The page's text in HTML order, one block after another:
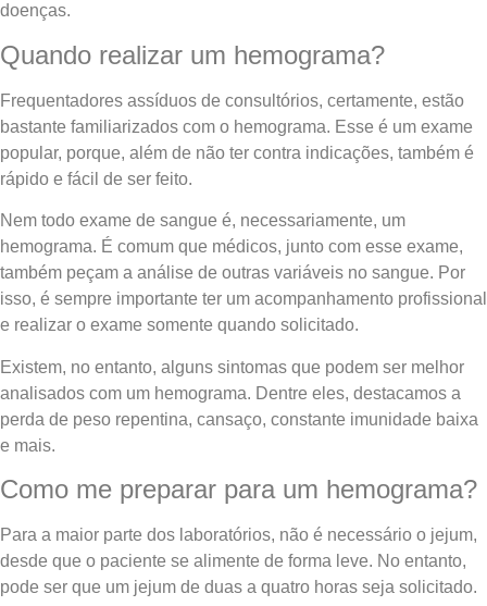
doenças.
Quando realizar um hemograma?
Frequentadores assíduos de consultórios, certamente, estão
bastante familiarizados com o hemograma. Esse é um exame
popular, porque, além de não ter contra indicações, também é
rápido e fácil de ser feito.
Nem todo exame de sangue é, necessariamente, um
hemograma. É comum que médicos, junto com esse exame,
também peçam a análise de outras variáveis no sangue. Por
isso, é sempre importante ter um acompanhamento profissional
e realizar o exame somente quando solicitado.
Existem, no entanto, alguns sintomas que podem ser melhor
analisados com um hemograma. Dentre eles, destacamos a
perda de peso repentina, cansaço, constante imunidade baixa
e mais.
Como me preparar para um hemograma?
Para a maior parte dos laboratórios, não é necessário o jejum,
desde que o paciente se alimente de forma leve. No entanto,
pode ser que um jejum de duas a quatro horas seja solicitado.